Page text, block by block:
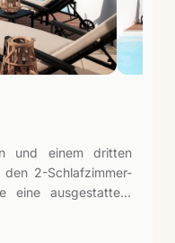
und einem dritten
2-Schlafzimmer-
eine ausgestattete
Option für